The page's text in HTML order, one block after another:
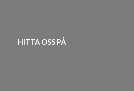
HITTA OSS PÅ